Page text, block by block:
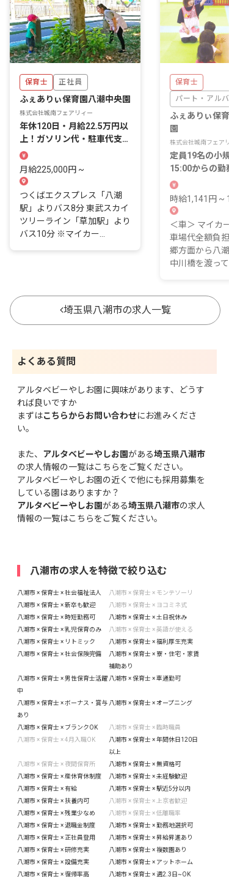
保育士 正社員
ふぇありぃ保育園八潮中央園
株式会社城南フェアリィー
年休120日・月給22.5万円以
上！ガソリン代・駐車代支給
など手当充実
月給225,000円 ~
つくばエクスプレス「八潮
駅」よりバス8分 東武スカイ
ツリーライン「草加駅」より
バス10分 ※マイカー...
保育士
パート・アルバ
ふぇありぃ保
園
株式会社城南フェア
定員19名の小
15:00からの勤
歓迎！車通勤OK
時給1,141円 ~
＜車＞ マイカ
車場代全額負
郷方面から八
中川橋を渡って
埼玉県八潮市の求人一覧
よくある質問
アルタベビーやしお園に興味があります、どうす
れば良いですか
まずはこちらからお問い合わせにお進みくださ
い。
また、 アルタベビーやしお園がある埼玉県八潮市
の求人情報の一覧はこちらをご覧ください。
アルタベビーやしお園の近くで他にも採用募集を
している園はありますか？
アルタベビーやしお園がある埼玉県八潮市の求人
情報の一覧はこちらをご覧ください。
八潮市の求人を特徴で絞り込む
八潮市 × 保育士 × 社会福祉法人
八潮市 × 保育士 × モンテソーリ
八潮市 × 保育士 × 新卒も歓迎
八潮市 × 保育士 × ヨコミネ式
八潮市 × 保育士 × 時短勤務可
八潮市 × 保育士 × 土日祝休み
八潮市 × 保育士 × 乳児保育のみ
八潮市 × 保育士 × 英語が使える
八潮市 × 保育士 × リトミック
八潮市 × 保育士 × 福利厚生充実
八潮市 × 保育士 × 社会保険完備
八潮市 × 保育士 × 寮・住宅・家賃
補助あり
八潮市 × 保育士 × 男性保育士活躍
中
八潮市 × 保育士 × 車通勤可
八潮市 × 保育士 × ボーナス・賞与
あり
八潮市 × 保育士 × オープニング
八潮市 × 保育士 × ブランクOK
八潮市 × 保育士 × 臨時職員
八潮市 × 保育士 × 4月入職OK
八潮市 × 保育士 × 年間休日120日
以上
八潮市 × 保育士 × 夜間保育所
八潮市 × 保育士 × 無資格可
八潮市 × 保育士 × 産休育休制度
八潮市 × 保育士 × 未経験歓迎
八潮市 × 保育士 × 有給
八潮市 × 保育士 × 駅近5分以内
八潮市 × 保育士 × 扶養内可
八潮市 × 保育士 × 上京者歓迎
八潮市 × 保育士 × 残業少なめ
八潮市 × 保育士 × 低離職率
八潮市 × 保育士 × 退職金制度
八潮市 × 保育士 × 勤務地選択可
八潮市 × 保育士 × 正社員登用
八潮市 × 保育士 × 昇給昇進あり
八潮市 × 保育士 × 研修充実
八潮市 × 保育士 × 複数園あり
八潮市 × 保育士 × 設備充実
八潮市 × 保育士 × アットホーム
八潮市 × 保育士 × 復帰率高
八潮市 × 保育士 × 週2.3日~OK